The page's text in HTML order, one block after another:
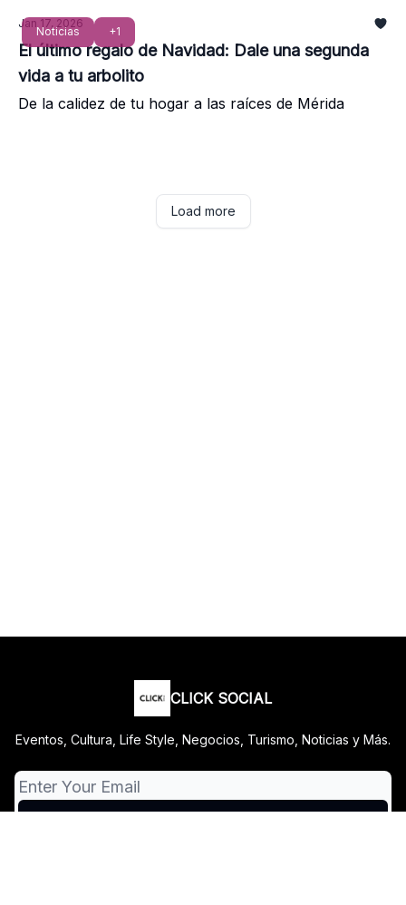
Noticias +1
Jan 17, 2026
El último regalo de Navidad: Dale una segunda
vida a tu arbolito
De la calidez de tu hogar a las raíces de Mérida
Load more
CLICK SOCIAL
Eventos, Cultura, Life Style, Negocios, Turismo, Noticias y Más.